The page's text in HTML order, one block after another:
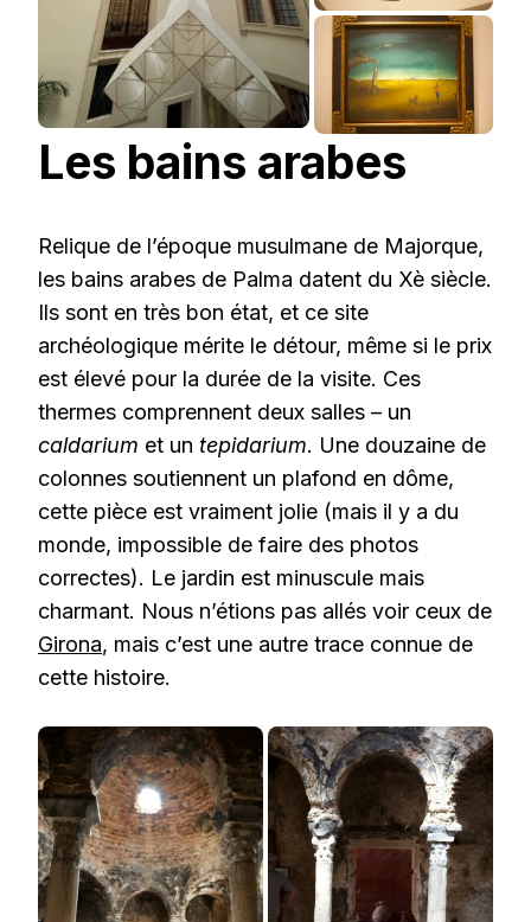
Les bains arabes
Relique de l’époque musulmane de Majorque,
les bains arabes de Palma datent du Xè siècle.
Ils sont en très bon état, et ce site
archéologique mérite le détour, même si le prix
est élevé pour la durée de la visite. Ces
thermes comprennent deux salles – un
caldarium et un tepidarium. Une douzaine de
colonnes soutiennent un plafond en dôme,
cette pièce est vraiment jolie (mais il y a du
monde, impossible de faire des photos
correctes). Le jardin est minuscule mais
charmant. Nous n’étions pas allés voir ceux de
Girona, mais c’est une autre trace connue de
cette histoire.